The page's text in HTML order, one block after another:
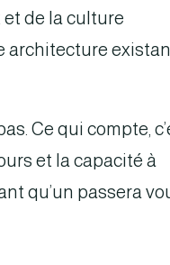
de la culture
architecture
Ce qui compte,
et la capacité à
qu’un passera